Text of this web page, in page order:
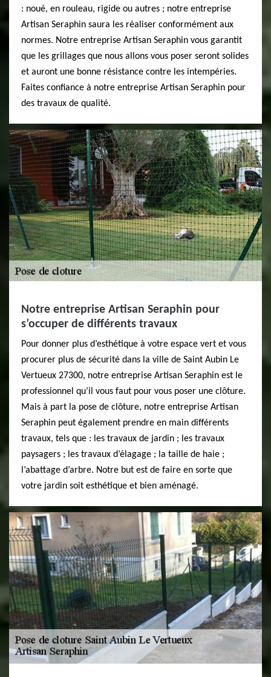
: noué, en rouleau, rigide ou autres ; notre entreprise
Artisan Seraphin saura les réaliser conformément aux
normes. Notre entreprise Artisan Seraphin vous garantit
que les grillages que nous allons vous poser seront solides
et auront une bonne résistance contre les intempéries.
Faites confiance à notre entreprise Artisan Seraphin pour
des travaux de qualité.
Notre entreprise Artisan Seraphin pour
s’occuper de différents travaux
Pour donner plus d’esthétique à votre espace vert et vous
procurer plus de sécurité dans la ville de Saint Aubin Le
Vertueux 27300, notre entreprise Artisan Seraphin est le
professionnel qu’il vous faut pour vous poser une clôture.
Mais à part la pose de clôture, notre entreprise Artisan
Seraphin peut également prendre en main différents
travaux, tels que : les travaux de jardin ; les travaux
paysagers ; les travaux d’élagage ; la taille de haie ;
l’abattage d’arbre. Notre but est de faire en sorte que
votre jardin soit esthétique et bien aménagé.